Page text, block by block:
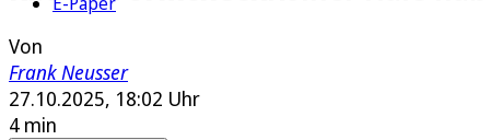
Von
Frank Neusser
27.10.2025, 18:02 Uhr
4 min